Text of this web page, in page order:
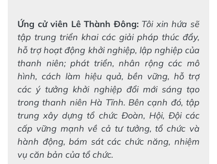
Ứng cử viên Lê Thành Đông: Tôi xin hứa sẽ
tập trung triển khai các giải pháp thúc đẩy,
hỗ trợ hoạt động khởi nghiệp, lập nghiệp của
thanh niên; phát triển, nhân rộng các mô
hình, cách làm hiệu quả, bền vững, hỗ trợ
các ý tưởng khởi nghiệp đổi mới sáng tạo
trong thanh niên Hà Tĩnh. Bên cạnh đó, tập
trung xây dựng tổ chức Đoàn, Hội, Đội các
cấp vững mạnh về cả tư tưởng, tổ chức và
hành động, bám sát các chức năng, nhiệm
vụ căn bản của tổ chức.